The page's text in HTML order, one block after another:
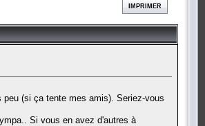
IMPRIMER
(si ça tente mes amis). Seriez-vous
Si vous en avez d'autres à